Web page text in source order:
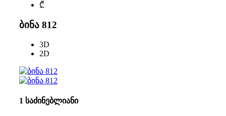
₾
ბინა 812
3D
2D
1 საძინებლიანი